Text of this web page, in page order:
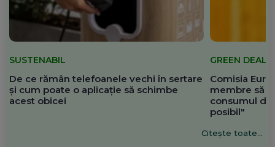
SUSTENABIL
De ce rămân telefoanele vechi în sertare
și cum poate o aplicație să schimbe
acest obicei
GREEN DEAL
Comisia
membre să
consumul de
posibil"
Citește toate...